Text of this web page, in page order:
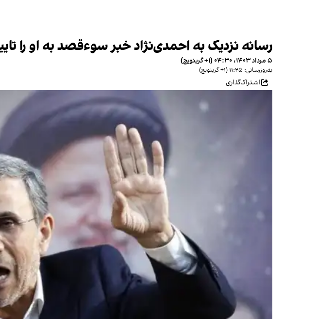
رسانه نزدیک به احمدی‌نژاد خبر سوءقصد به او را
۵ مرداد ۱۴۰۳، ۰۴:۳۰ (‎+۱ گرینویچ)
به‌روزرسانی: ۱۱:۲۵ (‎+۱ گرینویچ)
اشتراک‌گذاری